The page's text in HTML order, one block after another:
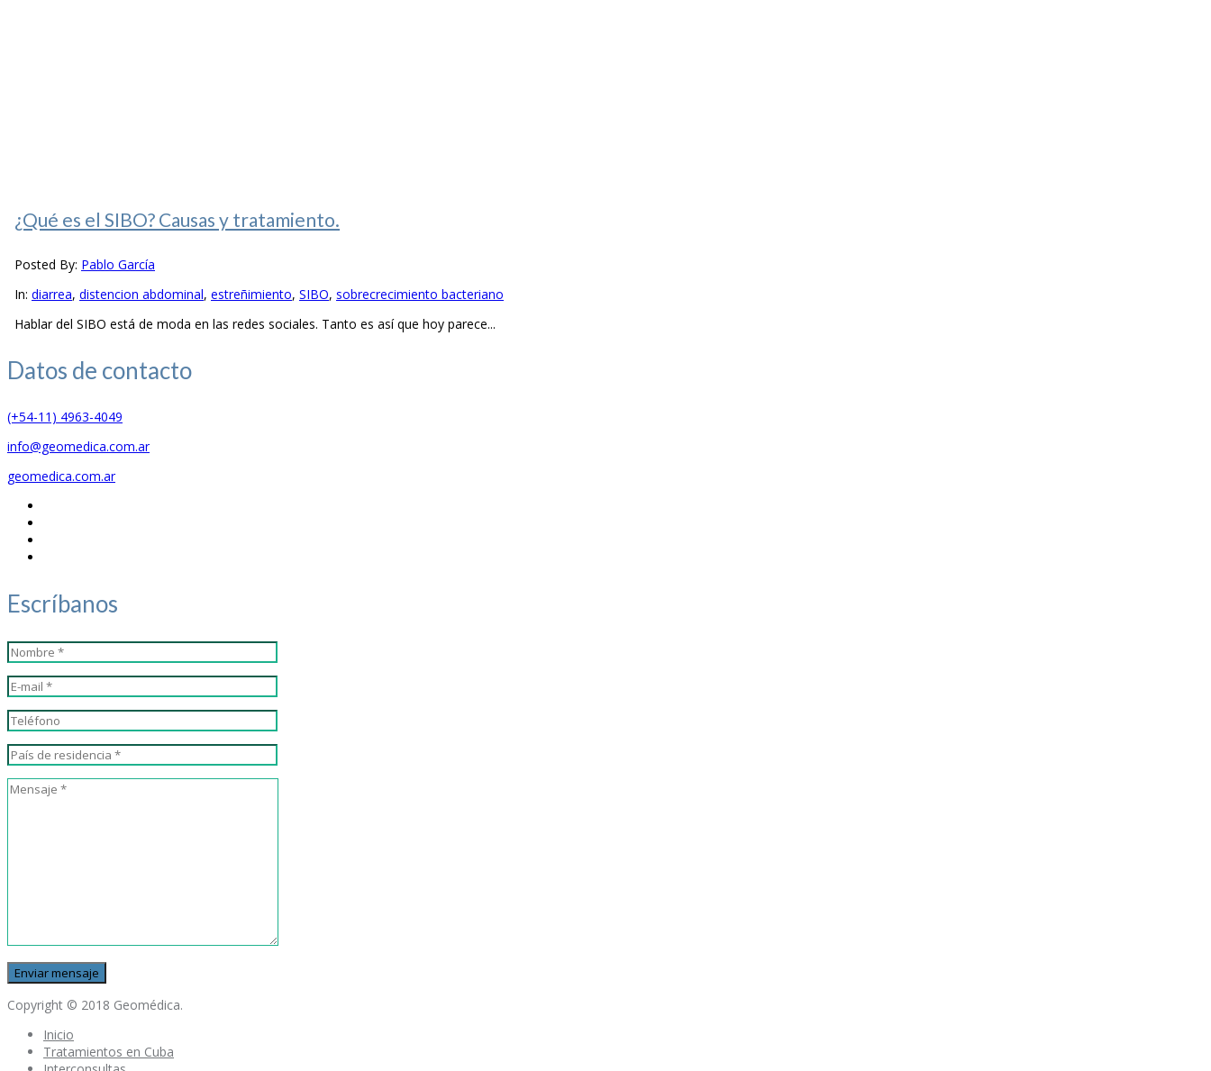
¿Qué es el SIBO? Causas y tratamiento.
Posted By: Pablo García
In: diarrea, distencion abdominal, estreñimiento, SIBO, sobrecrecimiento bacteriano
Hablar del SIBO está de moda en las redes sociales. Tanto es así que hoy parece...
Datos de contacto
(+54-11) 4963-4049
info@geomedica.com.ar
geomedica.com.ar
Escríbanos
Copyright © 2018 Geomédica.
Inicio
Tratamientos en Cuba